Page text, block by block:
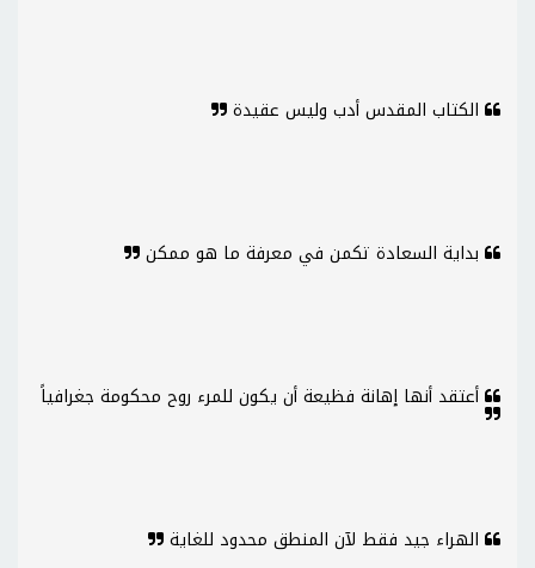
الكتاب المقدس أدب وليس عقيدة
بداية السعادة تكمن في معرفة ما هو ممكن
أعتقد أنها إهانة فظيعة أن يكون للمرء روح محكومة جغرافياً
الهراء جيد فقط لآن المنطق محدود للغاية